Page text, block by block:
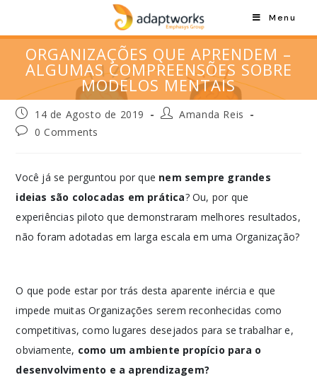
Menu
ORGANIZAÇÕES QUE APRENDEM –
ALGUMAS COMPREENSÕES SOBRE
MODELOS MENTAIS
14 de Agosto de 2019
Amanda Reis
0 Comments
Você já se perguntou por que nem sempre grandes
ideias são colocadas em prática? Ou, por que
experiências piloto que demonstraram melhores resultados,
não foram adotadas em larga escala em uma Organização?
O que pode estar por trás desta aparente inércia e que
impede muitas Organizações serem reconhecidas como
competitivas, como lugares desejados para se trabalhar e,
obviamente, como um ambiente propício para o
desenvolvimento e a aprendizagem?